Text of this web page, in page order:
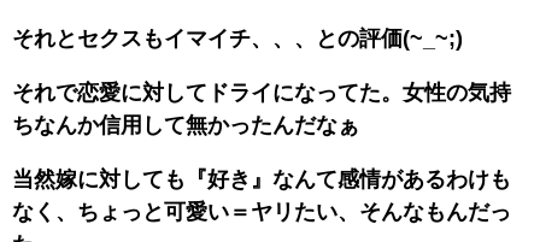
それとセクスもイマイチ、、、との評価(~_~;)
それで恋愛に対してドライになってた。女性の気持
ちなんか信用して無かったんだなぁ
当然嫁に対しても『好き』なんて感情があるわけも
なく、ちょっと可愛い＝ヤリたい、そんなもんだっ